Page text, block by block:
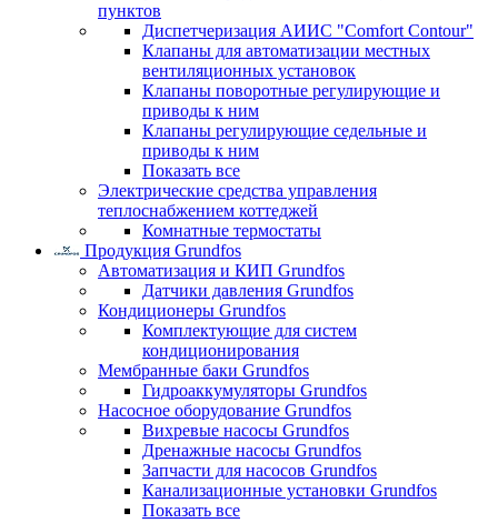
пунктов
Диспетчеризация АИИС "Comfort Contour"
Клапаны для автоматизации местных
вентиляционных установок
Клапаны поворотные регулирующие и
приводы к ним
Клапаны регулирующие седельные и
приводы к ним
Показать все
Электрические средства управления
теплоснабжением коттеджей
Комнатные термостаты
Продукция Grundfos
Автоматизация и КИП Grundfos
Датчики давления Grundfos
Кондиционеры Grundfos
Комплектующие для систем
кондиционирования
Мембранные баки Grundfos
Гидроаккумуляторы Grundfos
Насосное оборудование Grundfos
Вихревые насосы Grundfos
Дренажные насосы Grundfos
Запчасти для насосов Grundfos
Канализационные установки Grundfos
Показать все